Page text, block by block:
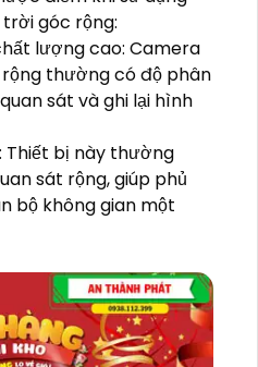
góc rộng:
lượng cao: Camera
thường có độ phân
sát và ghi lại hình
Thiết bị này thường
sát rộng, giúp phủ
bộ không gian một